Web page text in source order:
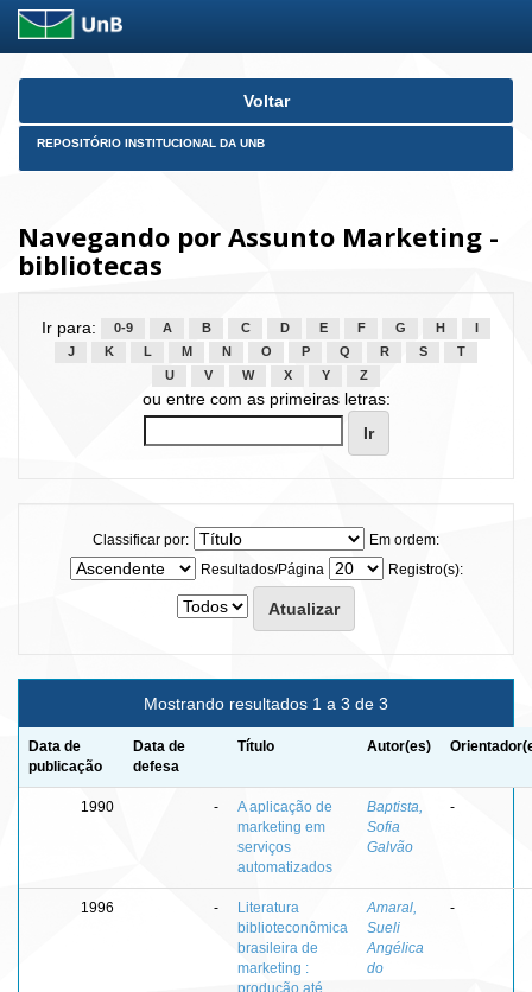
Skip
Voltar
REPOSITÓRIO INSTITUCIONAL DA UNB
Navegando por Assunto Marketing -
bibliotecas
Ir para: 0-9 A B C D E F G H
J
K L M N O P Q R S
T
U
V W X Y Z
ou entre com as primeiras letras:
Classificar por:
Em ordem:
Resultados/Página
Registro(s):
Mostrando resultados 1 a 3 de 3
Data de
publicação
Data de
defesa
Título Autor(es)
1990 -
A aplicação de
marketing em
serviços
automatizados
Baptista,
Sofia
Galvão
-
1996 -
Literatura
biblioteconômica
brasileira de
marketing :
produção até
Amaral,
Sueli
Angélica
do
-